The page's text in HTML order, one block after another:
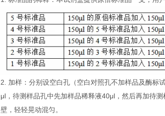
2. 加样：分别设空白孔（空白对照孔不加样品及酶标
μl，待测样品孔中先加样品稀释液40μl，然后再加待
壁，轻轻晃动混匀。